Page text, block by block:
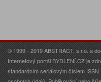
© 1999 - 2019 ABSTRACT, s.r.o. a
Internetový portál BYDLENÍ.CZ je
standardním seriálovým číslem